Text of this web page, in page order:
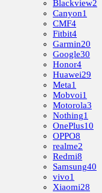
Blackview2
Canyon1
CMF4
Fitbit4
Garmin20
Google30
Honor4
Huawei29
Meta1
Mobvoi1
Motorola3
Nothing1
OnePlus10
OPPO8
realme2
Redmi8
Samsung40
vivo1
Xiaomi28